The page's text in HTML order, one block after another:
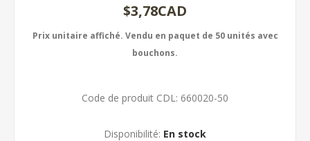
$3,78CAD
Prix unitaire affiché. Vendu en paquet de 50 unités avec
bouchons.
Code de produit CDL: 660020-50
Disponibilité: En stock